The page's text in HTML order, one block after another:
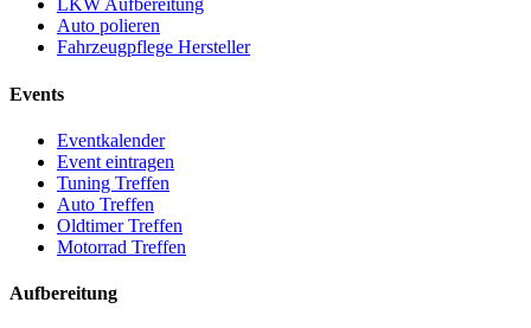
LKW Aufbereitung
Auto polieren
Fahrzeugpflege Hersteller
Events
Eventkalender
Event eintragen
Tuning Treffen
Auto Treffen
Oldtimer Treffen
Motorrad Treffen
Aufbereitung